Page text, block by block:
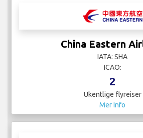
China Eastern
IATA: SHA
ICAO:
2
Ukentlige flyreiser
Mer Info